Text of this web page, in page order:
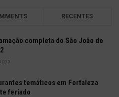
RECENTES
completa do São João de
temáticos em Fortaleza
feriado